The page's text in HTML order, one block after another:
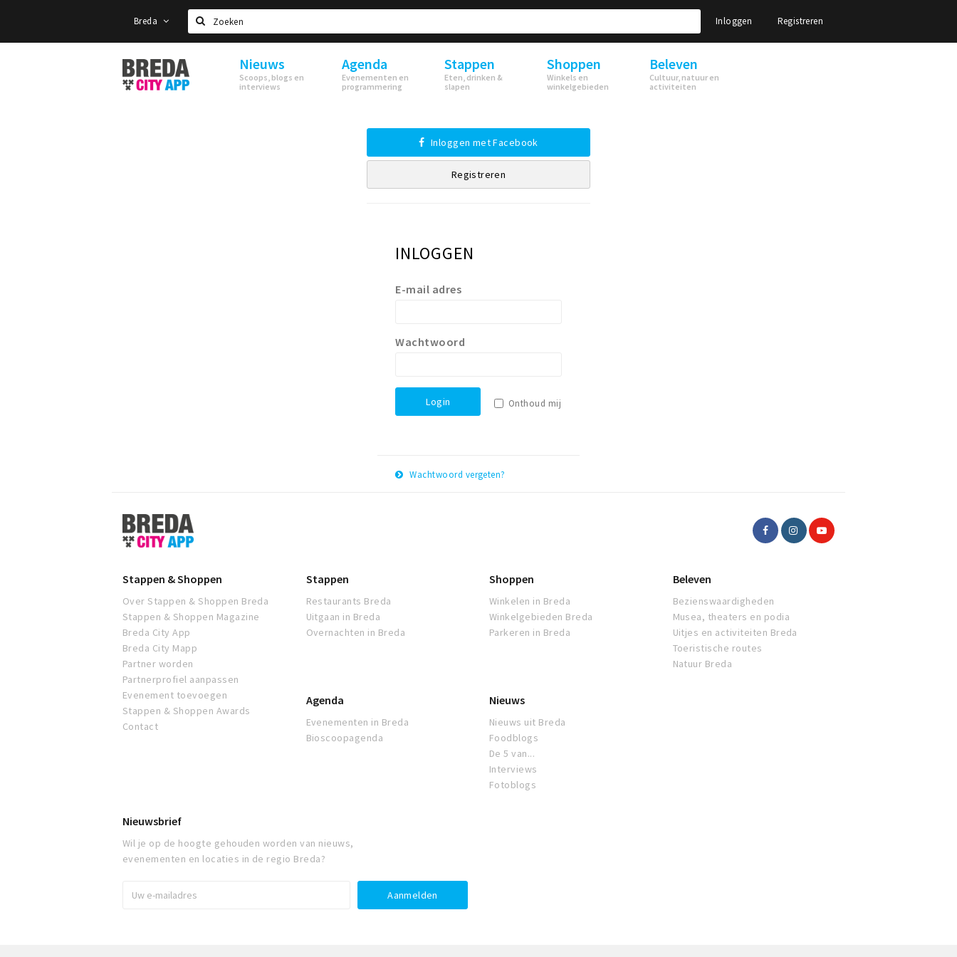
Breda
Zoeken
Inloggen Registreren
Stappen
&
Shoppen
Nieuws
Scoops, blogs en
interviews
Agenda
Evenementen en
programmering
Stappen
Eten, drinken &
slapen
Shoppen
Winkels en
winkelgebieden
Beleven
Cultuur, natuur en
activiteiten
Inloggen met Facebook
Registreren
INLOGGEN
E-mail adres
Wachtwoord
Login Onthoud mij
Wachtwoord vergeten?
Stappen
&
Shoppen
Stappen & Shoppen
Over Stappen & Shoppen Breda
Stappen & Shoppen Magazine
Breda City App
Breda City Mapp
Partner worden
Partnerprofiel aanpassen
Evenement toevoegen
Stappen & Shoppen Awards
Contact
Stappen
Restaurants Breda
Uitgaan in Breda
Overnachten in Breda
Shoppen
Winkelen in Breda
Winkelgebieden Breda
Parkeren in Breda
Beleven
Bezienswaardigheden
Musea, theaters en podia
Uitjes en activiteiten Breda
Toeristische routes
Natuur Breda
Agenda
Evenementen in Breda
Bioscoopagenda
Nieuws
Nieuws uit Breda
Foodblogs
De 5 van...
Interviews
Fotoblogs
Nieuwsbrief
Wil je op de hoogte gehouden worden van nieuws,
evenementen en locaties in de regio Breda?